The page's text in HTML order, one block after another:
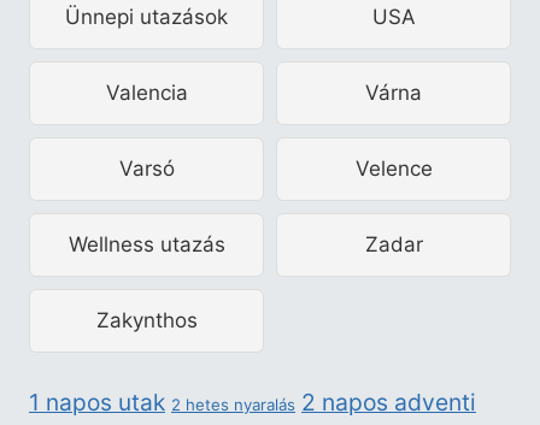
Ünnepi utazások USA
Valencia Várna
Varsó Velence
Wellness utazás Zadar
Zakynthos
1 napos utak 2 hetes nyaralás 2 napos adventi